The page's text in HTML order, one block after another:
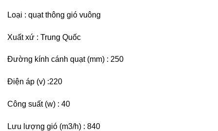
Loại : quạt thông gió vuông
Xuất xứ : Trung Quốc
Đường kính cánh quạt (mm) : 250
Điện áp (v) :220
Công suất (w) : 40
Lưu lượng gió (m3/h) : 840